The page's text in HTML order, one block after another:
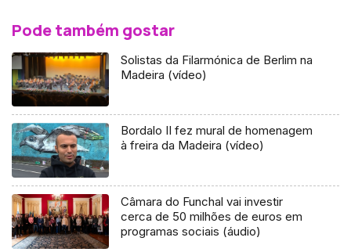
Pode também gostar
Solistas da Filarmónica de Berlim na
Madeira (vídeo)
Bordalo II fez mural de homenagem
à freira da Madeira (vídeo)
Câmara do Funchal vai investir
cerca de 50 milhões de euros em
programas sociais (áudio)